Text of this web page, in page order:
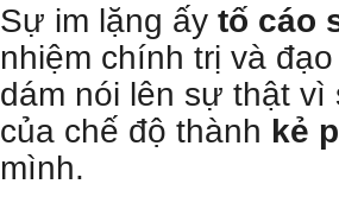
Sự im lặng ấy tố cáo
nhiệm chính trị và
dám nói lên sự thật
của chế độ thành kẻ
mình.